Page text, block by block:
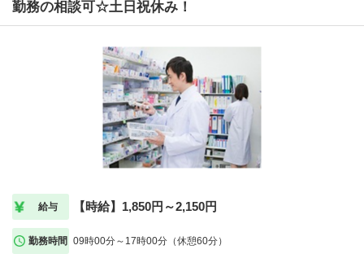
勤務の相談可☆土日祝休み！
給与 【時給】1,850円～2,150円
勤務時間 09時00分～17時00分（休憩60分）